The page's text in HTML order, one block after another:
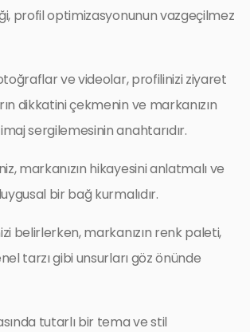
profil optimizasyonunun vazgeçilmez
ve videolar, profilinizi ziyaret
dikkatini çekmenin ve markanızın
sergilemesinin anahtarıdır.
markanızın hikayesini anlatmalı ve
bir bağ kurmalıdır.
belirlerken, markanızın renk paleti,
tarzı gibi unsurları göz önünde
tutarlı bir tema ve stil